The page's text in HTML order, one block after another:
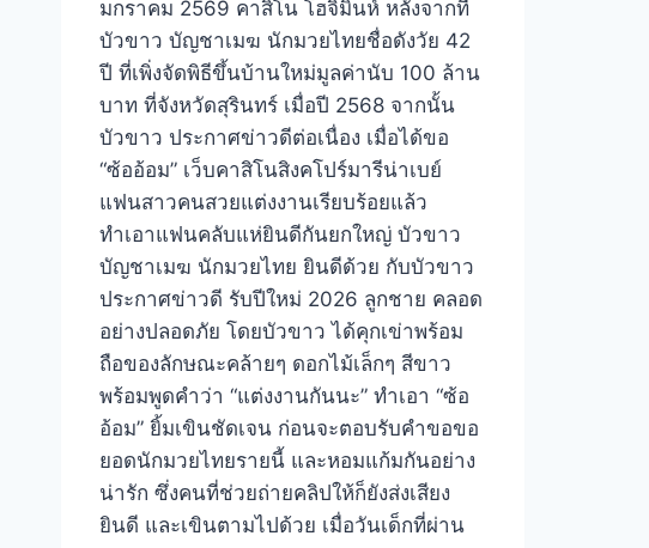
มกราคม 2569 คาสิโน โฮจิมินห์ หลังจากที่
บัวขาว บัญชาเมฆ นักมวยไทยชื่อดังวัย 42
ปี ที่เพิ่งจัดพิธีขึ้นบ้านใหม่มูลค่านับ 100 ล้าน
บาท ที่จังหวัดสุรินทร์ เมื่อปี 2568 จากนั้น
บัวขาว ประกาศข่าวดีต่อเนื่อง เมื่อได้ขอ
“ซ้ออ้อม” เว็บคาสิโนสิงคโปร์มารีน่าเบย์
แฟนสาวคนสวยแต่งงานเรียบร้อยแล้ว
ทำเอาแฟนคลับแห่ยินดีกันยกใหญ่ บัวขาว
บัญชาเมฆ นักมวยไทย ยินดีด้วย กับบัวขาว
ประกาศข่าวดี รับปีใหม่ 2026 ลูกชาย คลอด
อย่างปลอดภัย โดยบัวขาว ได้คุกเข่าพร้อม
ถือของลักษณะคล้ายๆ ดอกไม้เล็กๆ สีขาว
พร้อมพูดคำว่า “แต่งงานกันนะ” ทำเอา “ซ้อ
อ้อม” ยิ้มเขินชัดเจน ก่อนจะตอบรับคำขอขอ
ยอดนักมวยไทยรายนี้ และหอมแก้มกันอย่าง
น่ารัก ซึ่งคนที่ช่วยถ่ายคลิปให้ก็ยังส่งเสียง
ยินดี และเขินตามไปด้วย เมื่อวันเด็กที่ผ่าน